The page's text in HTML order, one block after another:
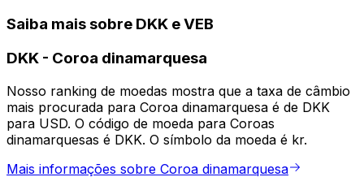
Saiba mais sobre DKK e VEB
DKK - Coroa dinamarquesa
Nosso ranking de moedas mostra que a taxa de câmbio
mais procurada para Coroa dinamarquesa é de DKK
para USD. O código de moeda para Coroas
dinamarquesas é DKK. O símbolo da moeda é kr.
Mais informações sobre Coroa dinamarquesa